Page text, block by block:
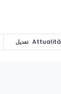
Attualità تعديل